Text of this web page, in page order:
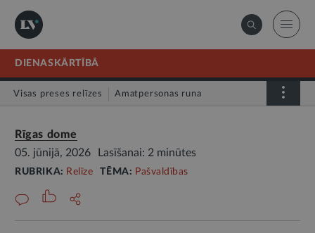
DIENASKĀRTĪBĀ
Visas preses relīzes Amatpersonas runa
Rīgas dome
05. jūnijā, 2026
Lasīšanai: 2 minūtes
RUBRIKA: Relīze TĒMA: Pašvaldības